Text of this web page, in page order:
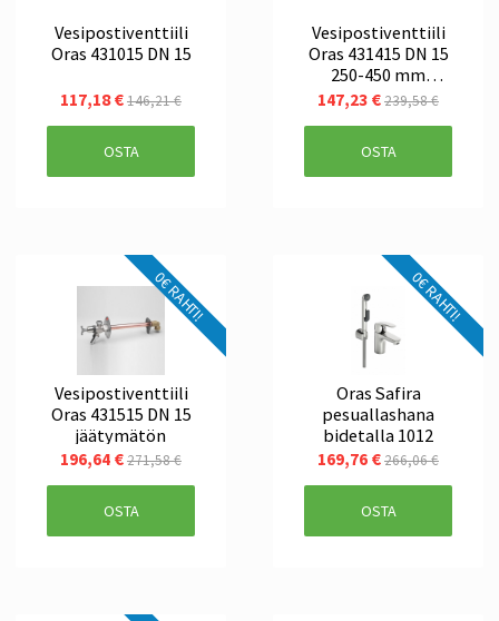
Vesipostiventtiili
Oras 431015 DN 15
117,18 €146,21 €
OSTA
Vesipostiventtiili
Oras 431415 DN 15
250-450 mm
jäätymätön
147,23 €239,58 €
OSTA
0€ RAHTI!
Vesipostiventtiili
Oras 431515 DN 15
jäätymätön
196,64 €271,58 €
OSTA
0€ RAHTI!
Oras Safira
pesuallashana
bidetalla 1012
169,76 €266,06 €
OSTA